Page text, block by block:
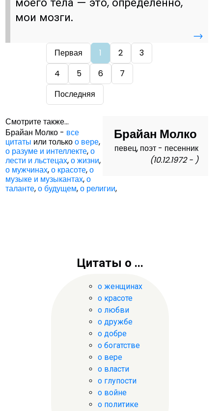
мои мозги.
→
Первая 1 2
3
4
5 6
7
Последняя
Брайан Молко
певец, поэт - песенник
(10.12.1972 - )
Смотрите также...
Брайан Молко - все
цитаты или толькоо вере,
о разуме и интеллекте,о
лести и льстецах,о жизни,
о мужчинах,о красоте,о
музыке и музыкантах,о
таланте,о будущем,о религии,
Цитаты о ...
о женщинах
о красоте
о любви
о дружбе
о добре
о богатстве
о вере
о власти
о глупости
о войне
о политике